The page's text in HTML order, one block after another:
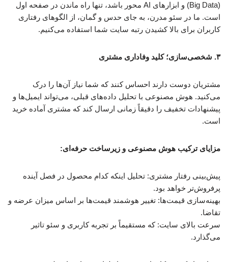
(Big Data) و ابزارهای AI محور باشد، تنها راه ماندن در صفحه اول
است. ما در سئو مدرن، به جای حدس و گمان، از الگوهای رفتاری
کاربران برای بالا کشیدن رتبه سایت شما استفاده می‌کنیم.
۳. شخصی‌سازی؛ کلید وفاداری مشتری
مشتریان دوست دارند احساس کنند که شما نیاز آن‌ها را درک
می‌کنید. هوش مصنوعی با تحلیل داده‌های قبلی، می‌تواند ایمیل‌ها و
پیشنهادات تخفیف را دقیقاً زمانی ارسال کند که مشتری آماده خرید
است.
مزایای ترکیب هوش مصنوعی و زیرساخت حرفه‌ای:
پیش‌بینی رفتار مشتری: تحلیل اینکه کدام محصول در فصل آینده
پرفروش‌تر خواهد بود.
بهینه‌سازی قیمت‌ها: تغییر هوشمند قیمت‌ها بر اساس میزان عرضه و
تقاضا.
سرعت بالای سایت: که مستقیماً بر تجربه کاربری و سئو تاثیر
می‌گذارد.